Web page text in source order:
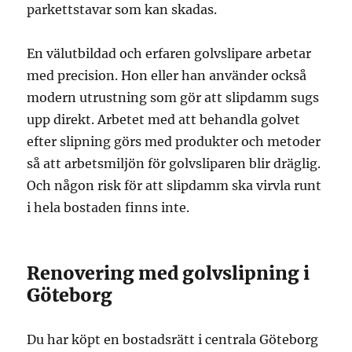
parkettstavar som kan skadas.
En välutbildad och erfaren golvslipare arbetar
med precision. Hon eller han använder också
modern utrustning som gör att slipdamm sugs
upp direkt. Arbetet med att behandla golvet
efter slipning görs med produkter och metoder
så att arbetsmiljön för golvsliparen blir dräglig.
Och någon risk för att slipdamm ska virvla runt
i hela bostaden finns inte.
Renovering med golvslipning i
Göteborg
Du har köpt en bostadsrätt i centrala Göteborg